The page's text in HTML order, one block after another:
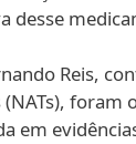
Reis,
em